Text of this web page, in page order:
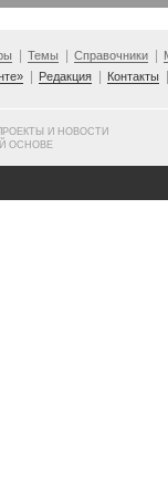
Темы Справочники
Редакция Контакты
И НОВОСТИ
ОСНОВЕ